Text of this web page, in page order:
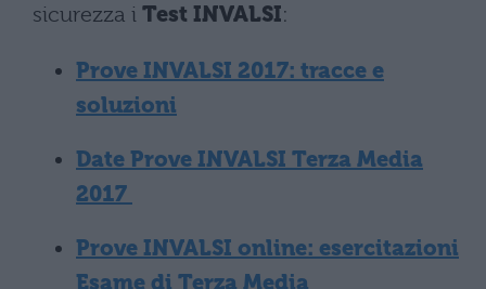
sicurezza i Test INVALSI:
Prove INVALSI 2017: tracce e
soluzioni
Date Prove INVALSI Terza Media
2017
Prove INVALSI online: esercitazioni
Esame di Terza Media